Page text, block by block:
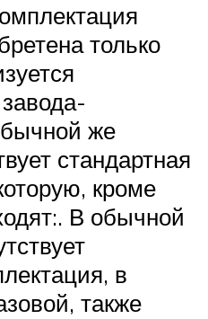
только
же
стандартная
кроме
В обычной
в
также